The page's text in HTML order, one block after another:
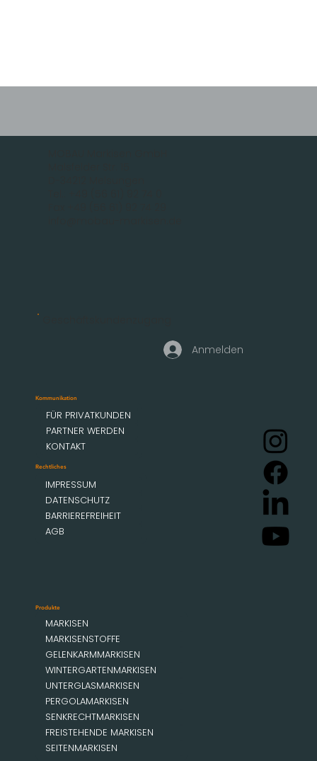
Produkte
MARKISEN
MARKISENSTOFFE
GELENKARMMARKISEN
WINTERGARTENMARKISEN
UNTERGLASMARKISEN
PERGOLAMARKISEN
SENKRECHTMARKISEN
FREISTEHENDE MARKISEN
SEITENMARKISEN
Kommunikation
FÜR PRIVATKUNDEN
PARTNER WERDEN
KONTAKT
Rechtliches
IMPRESSUM
DATENSCHUTZ
BARRIEREFREIHEIT
AGB
Anmelden